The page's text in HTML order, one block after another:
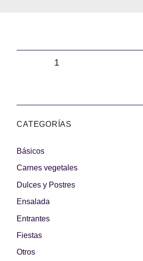
PÁGINA1
CATEGORÍAS
Básicos
Carnes vegetales
Dulces y Postres
Ensalada
Entrantes
Fiestas
Otros